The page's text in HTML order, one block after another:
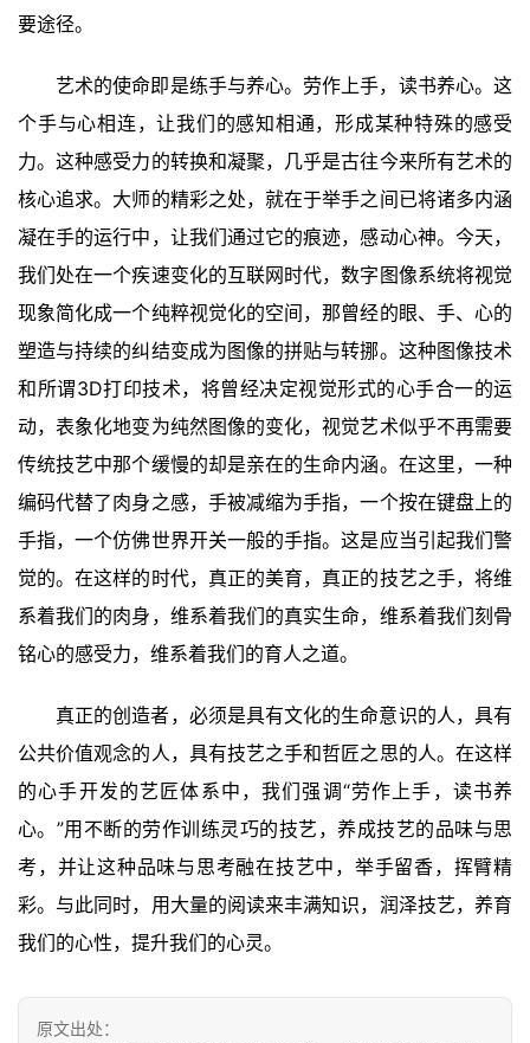
要途径。
艺术的使命即是练手与养心。劳作上手，读书养心。这
个手与心相连，让我们的感知相通，形成某种特殊的感受
力。这种感受力的转换和凝聚，几乎是古往今来所有艺术的
核心追求。大师的精彩之处，就在于举手之间已将诸多内涵
凝在手的运行中，让我们通过它的痕迹，感动心神。今天，
我们处在一个疾速变化的互联网时代，数字图像系统将视觉
现象简化成一个纯粹视觉化的空间，那曾经的眼、手、心的
塑造与持续的纠结变成为图像的拼贴与转挪。这种图像技术
和所谓3D打印技术，将曾经决定视觉形式的心手合一的运
动，表象化地变为纯然图像的变化，视觉艺术似乎不再需要
传统技艺中那个缓慢的却是亲在的生命内涵。在这里，一种
编码代替了肉身之感，手被减缩为手指，一个按在键盘上的
手指，一个仿佛世界开关一般的手指。这是应当引起我们警
觉的。在这样的时代，真正的美育，真正的技艺之手，将维
系着我们的肉身，维系着我们的真实生命，维系着我们刻骨
铭心的感受力，维系着我们的育人之道。
真正的创造者，必须是具有文化的生命意识的人，具有
公共价值观念的人，具有技艺之手和哲匠之思的人。在这样
的心手开发的艺匠体系中，我们强调“劳作上手，读书养
心。”用不断的劳作训练灵巧的技艺，养成技艺的品味与思
考，并让这种品味与思考融在技艺中，举手留香，挥臂精
彩。与此同时，用大量的阅读来丰满知识，润泽技艺，养育
我们的心性，提升我们的心灵。
原文出处：